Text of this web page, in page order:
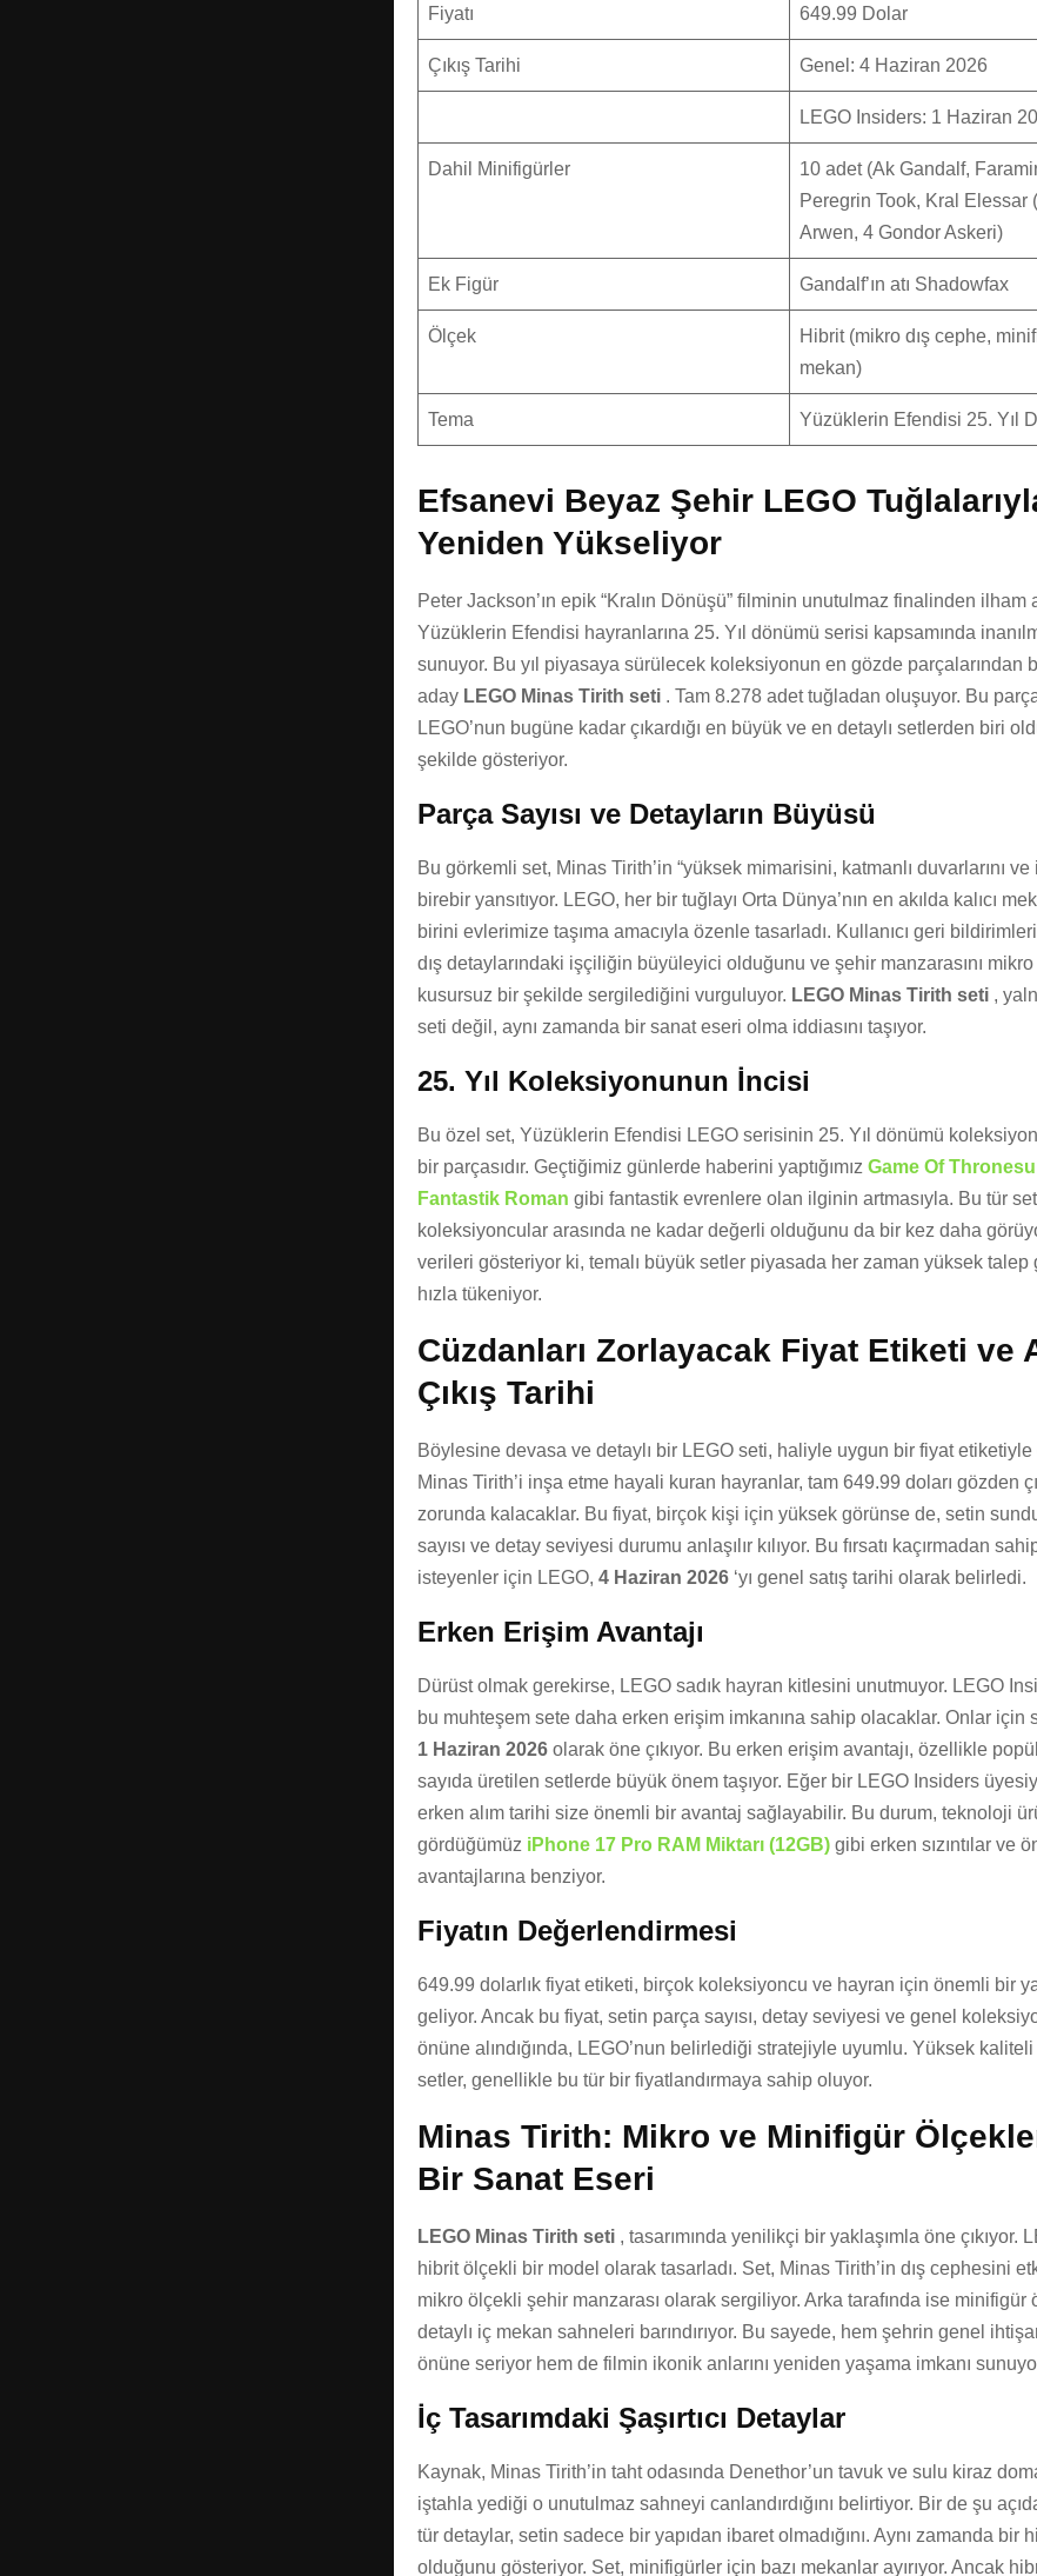
Fiyatı 649.99 Dolar
Çıkış Tarihi Genel: 4 Haziran 2026
LEGO Insiders: 1 Haziran
Dahil Minifigürler
10 adet (Ak Gandalf,
Peregrin Took, Kral Elessar
Arwen, 4 Gondor Askeri)
Ek Figür Gandalf’ın atı Shadowfax
Ölçek
Hibrit (mikro dış cephe,
mekan)
Tema Yüzüklerin Efendisi 25. Yıl
Efsanevi Beyaz Şehir LEGO
Yeniden Yükseliyor
Peter Jackson’ın epik “Kralın Dönüşü” filminin unutulmaz finalinden ilham
Yüzüklerin Efendisi hayranlarına 25. Yıl dönümü serisi kapsamında
sunuyor. Bu yıl piyasaya sürülecek koleksiyonun en gözde parçalarından
aday LEGO Minas Tirith seti . Tam 8.278 adet tuğladan oluşuyor. Bu parça
LEGO’nun bugüne kadar çıkardığı en büyük ve en detaylı setlerden biri
şekilde gösteriyor.
Parça Sayısı ve Detayların Büyüsü
Bu görkemli set, Minas Tirith’in “yüksek mimarisini, katmanlı duvarlarını
birebir yansıtıyor. LEGO, her bir tuğlayı Orta Dünya’nın en akılda kalıcı
birini evlerimize taşıma amacıyla özenle tasarladı. Kullanıcı geri
dış detaylarındaki işçiliğin büyüleyici olduğunu ve şehir manzarasını
kusursuz bir şekilde sergilediğini vurguluyor. LEGO Minas Tirith seti ,
seti değil, aynı zamanda bir sanat eseri olma iddiasını taşıyor.
25. Yıl Koleksiyonunun İncisi
Bu özel set, Yüzüklerin Efendisi LEGO serisinin 25. Yıl dönümü
bir parçasıdır. Geçtiğimiz günlerde haberini yaptığımız Game Of
Fantastik Roman gibi fantastik evrenlere olan ilginin artmasıyla. Bu tür
koleksiyoncular arasında ne kadar değerli olduğunu da bir kez daha
verileri gösteriyor ki, temalı büyük setler piyasada her zaman yüksek talep
hızla tükeniyor.
Cüzdanları Zorlayacak Fiyat Etiketi ve
Çıkış Tarihi
Böylesine devasa ve detaylı bir LEGO seti, haliyle uygun bir fiyat etiketiyle
Minas Tirith’i inşa etme hayali kuran hayranlar, tam 649.99 doları gözden
zorunda kalacaklar. Bu fiyat, birçok kişi için yüksek görünse de, setin
sayısı ve detay seviyesi durumu anlaşılır kılıyor. Bu fırsatı kaçırmadan
isteyenler için LEGO, 4 Haziran 2026 ‘yı genel satış tarihi olarak belirledi.
Erken Erişim Avantajı
Dürüst olmak gerekirse, LEGO sadık hayran kitlesini unutmuyor. LEGO
bu muhteşem sete daha erken erişim imkanına sahip olacaklar. Onlar için
1 Haziran 2026 olarak öne çıkıyor. Bu erken erişim avantajı, özellikle
sayıda üretilen setlerde büyük önem taşıyor. Eğer bir LEGO Insiders
erken alım tarihi size önemli bir avantaj sağlayabilir. Bu durum, teknoloji
gördüğümüz iPhone 17 Pro RAM Miktarı (12GB) gibi erken sızıntılar ve
avantajlarına benziyor.
Fiyatın Değerlendirmesi
649.99 dolarlık fiyat etiketi, birçok koleksiyoncu ve hayran için önemli bir
geliyor. Ancak bu fiyat, setin parça sayısı, detay seviyesi ve genel
önüne alındığında, LEGO’nun belirlediği stratejiyle uyumlu. Yüksek kaliteli
setler, genellikle bu tür bir fiyatlandırmaya sahip oluyor.
Minas Tirith: Mikro ve Minifigür
Bir Sanat Eseri
LEGO Minas Tirith seti , tasarımında yenilikçi bir yaklaşımla öne çıkıyor.
hibrit ölçekli bir model olarak tasarladı. Set, Minas Tirith’in dış cephesini
mikro ölçekli şehir manzarası olarak sergiliyor. Arka tarafında ise minifigür
detaylı iç mekan sahneleri barındırıyor. Bu sayede, hem şehrin genel
önüne seriyor hem de filmin ikonik anlarını yeniden yaşama imkanı
İç Tasarımdaki Şaşırtıcı Detaylar
Kaynak, Minas Tirith’in taht odasında Denethor’un tavuk ve sulu kiraz
iştahla yediği o unutulmaz sahneyi canlandırdığını belirtiyor. Bir de şu
tür detaylar, setin sadece bir yapıdan ibaret olmadığını. Aynı zamanda bir
olduğunu gösteriyor. Set, minifigürler için bazı mekanlar ayırıyor. Ancak